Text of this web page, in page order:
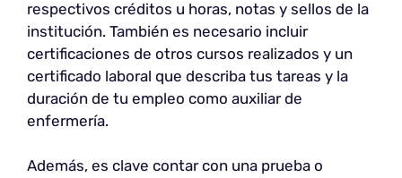
respectivos créditos u horas, notas y sellos de la
institución. También es necesario incluir
certificaciones de otros cursos realizados y un
certificado laboral que describa tus tareas y la
duración de tu empleo como auxiliar de
enfermería.
Además, es clave contar con una prueba o